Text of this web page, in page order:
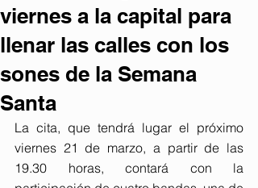
viernes a la capital para
llenar las calles con los
sones de la Semana
Santa
La cita, que tendrá lugar el próximo
viernes 21 de marzo, a partir de las
19.30 horas, contará con la